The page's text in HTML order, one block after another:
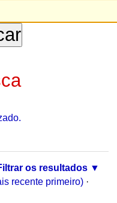
os resultados
recente primeiro) ·